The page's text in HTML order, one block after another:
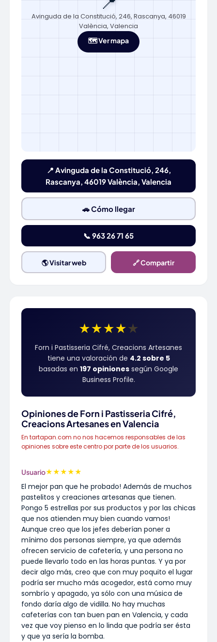
Avinguda de la Constitució, 246, Rascanya, 46019
València, Valencia
🗺️ Ver mapa
📍 Avinguda de la Constitució, 246,
Rascanya, 46019 València, Valencia
🚗 Cómo llegar
📞 963 26 71 65
🌎 Visitar web 🔗 Compartir
★★★★★
Forn i Pastisseria Cifré, Creacions Artesanes
tiene una valoración de 4.2 sobre 5
basadas en 197 opiniones según Google
Business Profile.
Opiniones de Forn i Pastisseria Cifré,
Creacions Artesanes en Valencia
En tartapan.com no nos hacemos responsables de las
opiniones sobre este centro por parte de los usuarios.
Usuario★★★★★
El mejor pan que he probado! Además de muchos
pastelitos y creaciones artesanas que tienen.
Pongo 5 estrellas por sus productos y por las chicas
que nos atienden muy bien cuando vamos!
Aunque creo que los jefes deberían poner a
mínimo dos personas siempre, ya que además
ofrecen servicio de cafetería, y una persona no
puede llevarlo todo en las horas puntas. Y ya por
decir algo más, creo que con muy poquito el lugar
podría ser mucho más acogedor, está como muy
sombrío y apagado, ya sólo con una música de
fondo daría algo de vidilla. No hay muchas
cafeterías con tan buen pan en Valencia, y cada
vez que voy pienso en lo linda que podría ser ésta
y que ya sería la bomba.